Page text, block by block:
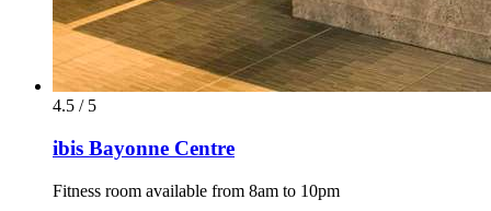
4.5 / 5
ibis Bayonne Centre
Fitness room available from 8am to 10pm